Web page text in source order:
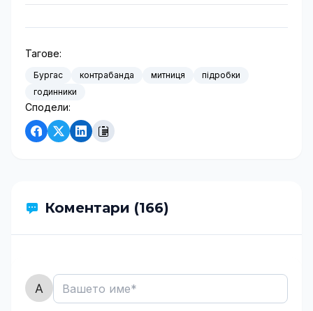
Тагове:
Бургас контрабанда митниця
підробки
годинники
Сподели:
Коментари (166)